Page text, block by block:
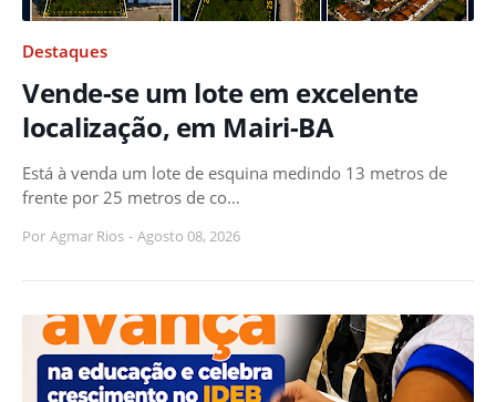
Destaques
Vende-se um lote em excelente
localização, em Mairi-BA
Está à venda um lote de esquina medindo 13 metros de
frente por 25 metros de co…
Por Agmar Rios - Agosto 08, 2026